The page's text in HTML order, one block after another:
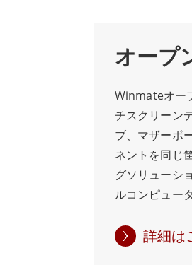
アと頑丈なプラ
Winmateは、オ
Winmateの特徴
ど、さまざまな用
Winmateの高品
で、お客様の成
オープ
Winmateオー
チスクリーン
ブ、マザーボ
ネントを同じ
グソリューシ
ルコンピュー
スが限られ
な暑さや寒さ
動など、過
詳細は